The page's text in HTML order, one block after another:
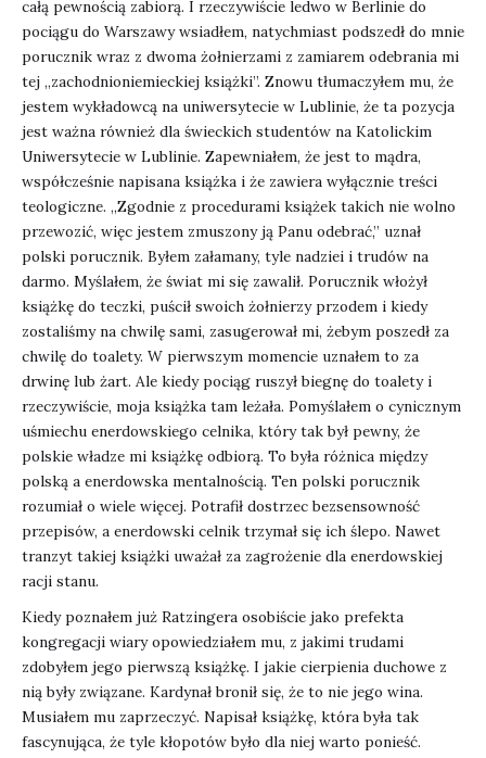
całą pewnością zabiorą. I rzeczywiście ledwo w Berlinie do
pociągu do Warszawy wsiadłem, natychmiast podszedł do mnie
porucznik wraz z dwoma żołnierzami z zamiarem odebrania mi
tej „zachodnioniemieckiej książki”. Znowu tłumaczyłem mu, że
jestem wykładowcą na uniwersytecie w Lublinie, że ta pozycja
jest ważna również dla świeckich studentów na Katolickim
Uniwersytecie w Lublinie. Zapewniałem, że jest to mądra,
współcześnie napisana książka i że zawiera wyłącznie treści
teologiczne. „Zgodnie z procedurami książek takich nie wolno
przewozić, więc jestem zmuszony ją Panu odebrać,” uznał
polski porucznik. Byłem załamany, tyle nadziei i trudów na
darmo. Myślałem, że świat mi się zawalił. Porucznik włożył
książkę do teczki, puścił swoich żołnierzy przodem i kiedy
zostaliśmy na chwilę sami, zasugerował mi, żebym poszedł za
chwilę do toalety. W pierwszym momencie uznałem to za
drwinę lub żart. Ale kiedy pociąg ruszył biegnę do toalety i
rzeczywiście, moja książka tam leżała. Pomyślałem o cynicznym
uśmiechu enerdowskiego celnika, który tak był pewny, że
polskie władze mi książkę odbiorą. To była różnica między
polską a enerdowska mentalnością. Ten polski porucznik
rozumiał o wiele więcej. Potrafił dostrzec bezsensowność
przepisów, a enerdowski celnik trzymał się ich ślepo. Nawet
tranzyt takiej książki uważał za zagrożenie dla enerdowskiej
racji stanu.
Kiedy poznałem już Ratzingera osobiście jako prefekta
kongregacji wiary opowiedziałem mu, z jakimi trudami
zdobyłem jego pierwszą książkę. I jakie cierpienia duchowe z
nią były związane. Kardynał bronił się, że to nie jego wina.
Musiałem mu zaprzeczyć. Napisał książkę, która była tak
fascynująca, że tyle kłopotów było dla niej warto ponieść.